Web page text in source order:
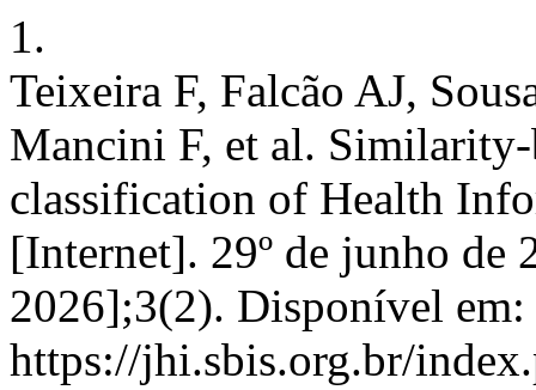
1.
Teixeira F, Falcão AJ,
Mancini F, et al.
classification of Health
[Internet]. 29º de junho de
2026];3(2). Disponível em:
https://jhi.sbis.org.br/